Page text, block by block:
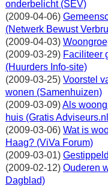
onderbelicht (SEV)
(2009-04-06)
(Netwerk Bewust
(2009-04-03)
(2009-03-29) Faciliteer
(Huurders Info-site)
(2009-03-25) Voorstel
wonen (Samenhuizen)
(2009-03-09)Als
huis (Gratis
(2009-03-06) Wat is
Haag? (ViVa Forum)
(2009-03-01)
(2009-02-12) Ouderen
Dagblad)